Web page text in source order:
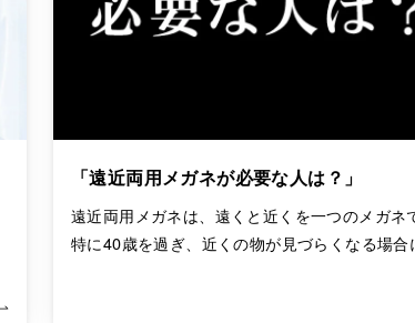
「遠近両用メガネが必要な人は？」
遠近両用メガネは、遠くと近くを一つのメガネ
特に40歳を過ぎ、近くの物が見づらくなる場合